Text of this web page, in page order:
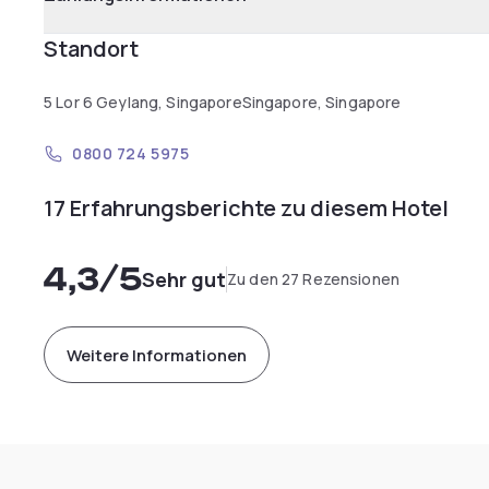
Standort
5 Lor 6 Geylang, SingaporeSingapore, Singapore
0800 724 5975
17 Erfahrungsberichte zu diesem Hotel
4,3/5Sehr gutZu den 27 Rezensionen
Weitere Informationen